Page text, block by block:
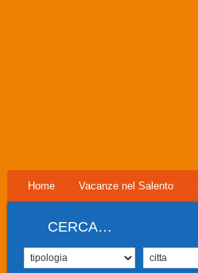
Home Vacanze nel Salento
CERCA…